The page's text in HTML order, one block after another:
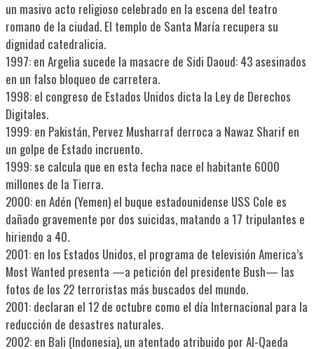
un masivo acto religioso celebrado en la escena del teatro
romano de la ciudad. El templo de Santa María recupera su
dignidad catedralicia.
1997: en Argelia sucede la masacre de Sidi Daoud: 43 asesinados
en un falso bloqueo de carretera.
1998: el congreso de Estados Unidos dicta la Ley de Derechos
Digitales.
1999: en Pakistán, Pervez Musharraf derroca a Nawaz Sharif en
un golpe de Estado incruento.
1999: se calcula que en esta fecha nace el habitante 6000
millones de la Tierra.
2000: en Adén (Yemen) el buque estadounidense USS Cole es
dañado gravemente por dos suicidas, matando a 17 tripulantes e
hiriendo a 40.
2001: en los Estados Unidos, el programa de televisión America’s
Most Wanted presenta —a petición del presidente Bush— las
fotos de los 22 terroristas más buscados del mundo.
2001: declaran el 12 de octubre como el día Internacional para la
reducción de desastres naturales.
2002: en Bali (Indonesia), un atentado atribuido por Al-Qaeda